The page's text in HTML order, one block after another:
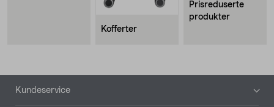
Kofferter
Prisreduserte
produkter
Bunntekst
Kundeservice